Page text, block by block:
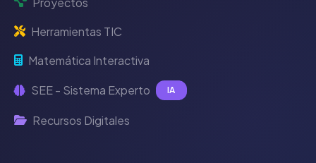
Herramientas TIC
Matemática Interactiva
SEE - Sistema Experto IA
Recursos Digitales